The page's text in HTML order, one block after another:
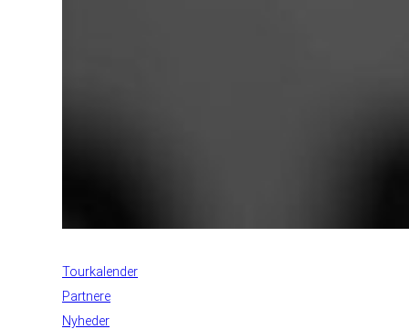
Tourkalender
Partnere
Nyheder